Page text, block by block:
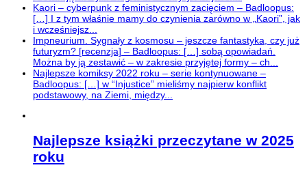
Kaori – cyberpunk z feministycznym zacięciem – Badloopus:
[…] I z tym właśnie mamy do czynienia zarówno w „Kaori”, jak
i wcześniejsz...
Impneurium. Sygnały z kosmosu – jeszcze fantastyka, czy już
futuryzm? [recenzja] – Badloopus: […] sobą opowiadań.
Można by ją zestawić – w zakresie przyjętej formy – ch...
Najlepsze komiksy 2022 roku – serie kontynuowane –
Badloopus: […] w “Injustice” mieliśmy najpierw konflikt
podstawowy, na Ziemi, między...
Najlepsze książki przeczytane w 2025
roku